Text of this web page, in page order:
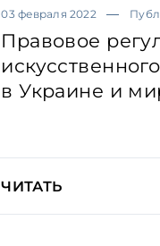
03 февраля 2022
Правовое
в Украине и
ЧИТАТЬ